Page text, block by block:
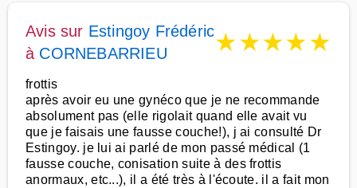
Avis sur Estingoy Frédéric
à CORNEBARRIEU ★★★★★
frottis
après avoir eu une gynéco que je ne recommande
absolument pas (elle rigolait quand elle avait vu
que je faisais une fausse couche!), j ai consulté Dr
Estingoy. je lui ai parlé de mon passé médical (1
fausse couche, conisation suite à des frottis
anormaux, etc...), il a été très à l'écoute. il a fait mon